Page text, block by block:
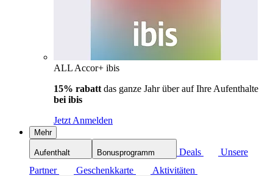
ALL Accor+ ibis
15% rabatt das ganze Jahr über auf Ihre Aufenthalte
bei ibis
Jetzt Anmelden
Mehr
Aufenthalt Bonusprogramm Deals
Unsere
Partner
Geschenkkarte Aktivitäten